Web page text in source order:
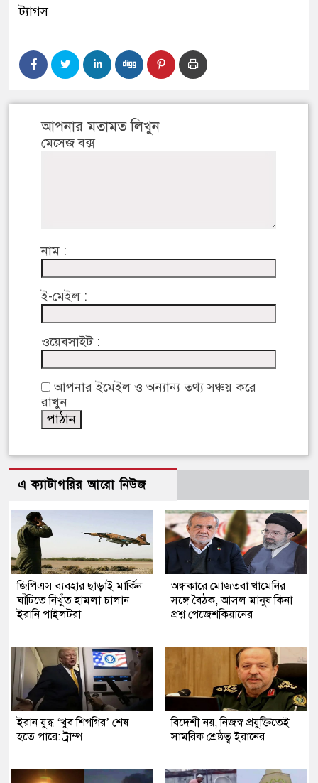
ট্যাগস
আপনার মতামত লিখুন
মেসেজ বক্স
নাম :
ই-মেইল :
ওয়েবসাইট :
আপনার ইমেইল ও অন্যান্য তথ্য সঞ্চয় করে
রাখুন
এ ক্যাটাগরির আরো নিউজ
জিপিএস ব্যবহার ছাড়াই মার্কিন
ঘাঁটিতে নিখুঁত হামলা চালান
ইরানি পাইলটরা
অন্ধকারে মোজতবা খামেনির
সঙ্গে বৈঠক, আসল মানুষ কিনা
প্রশ্ন পেজেশকিয়ানের
ইরান যুদ্ধ ‘খুব শিগগির’ শেষ
হতে পারে: ট্রাম্প
বিদেশী নয়, নিজস্ব প্রযুক্তিতেই
সামরিক শ্রেষ্ঠত্ব ইরানের